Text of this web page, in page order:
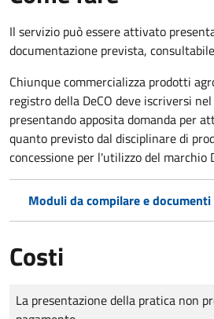
Il servizio può essere attivato
documentazione prevista,
Chiunque commercializza prodotti
registro della DeCO deve iscriversi
presentando apposita domanda per
quanto previsto dal disciplinare di
concessione per l'utilizzo del marchio
Moduli da compilare e
Costi
Tipo di pagamento
Importo
La presentazione della pratica non